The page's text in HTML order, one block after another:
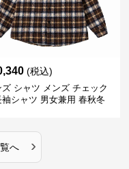
(税込)
ズ シャツ メンズ チェック
袖シャツ 男女兼用 春秋冬
へ ›